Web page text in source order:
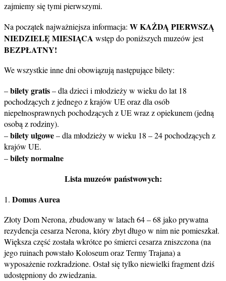
zajmiemy się tymi pierwszymi.
Na początek najważniejsza informacja: W KAŻDĄ PIERWSZĄ
NIEDZIELĘ MIESIĄCA wstęp do poniższych muzeów jest
BEZPŁATNY!
We wszystkie inne dni obowiązują następujące bilety:
–bilety gratis– dla dzieci i młodzieży w wieku do lat 18
pochodzących z jednego z krajów UE oraz dla osób
niepełnosprawnych pochodzących z UE wraz z opiekunem (jedną
osobą z rodziny).
–bilety ulgowe– dla młodzieży w wieku 18 – 24 pochodzących z
krajów UE.
–bilety normalne
Lista muzeów państwowych:
1. Domus Aurea
Złoty Dom Nerona, zbudowany w latach 64 – 68 jako prywatna
rezydencja cesarza Nerona, który zbyt długo w nim nie pomieszkał.
Większa część została wkrótce po śmierci cesarza zniszczona (na
jego ruinach powstało Koloseum oraz Termy Trajana) a
wyposażenie rozkradzione. Ostał się tylko niewielki fragment dziś
udostępniony do zwiedzania.